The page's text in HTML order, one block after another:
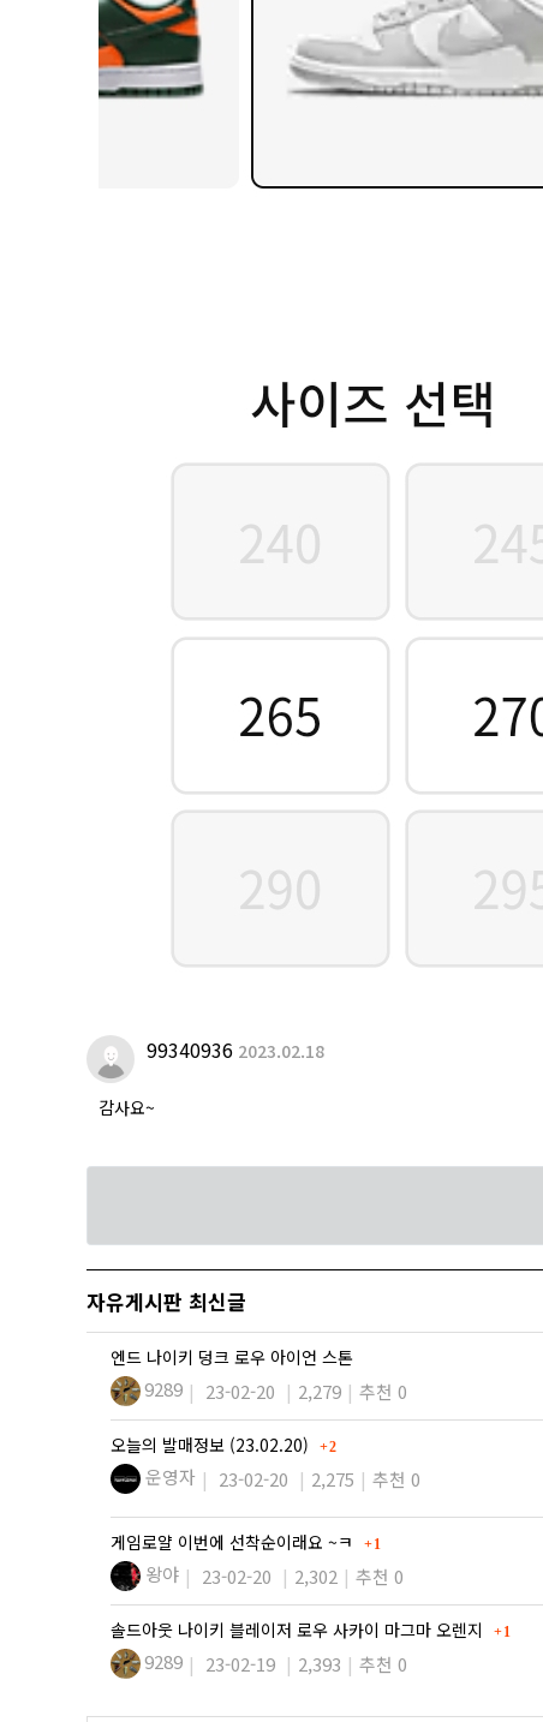
99340936 2023.02.18
감사요~
자유게시판 최신글
엔드 나이키 덩크 로우 아이언 스톤
9289 23-02-20 2,279 추천 0
오늘의 발매정보 (23.02.20) 댓글
2
운영자 23-02-20 2,275 추천 0
게임로얄 이번에 선착순이래요 ~ㅋ 댓글
1
왕야 23-02-20 2,302 추천 0
솔드아웃 나이키 블레이저 로우 사카이 마그마 오렌지 댓글
1
9289 23-02-19 2,393 추천 0